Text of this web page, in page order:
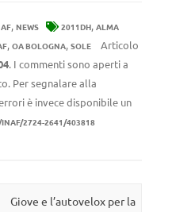
, NEWS 2011DH, ALMA
, OA BOLOGNA, SOLE
Articolo
. I commenti sono aperti a
Per segnalare alla
è invece disponibile un
2724-2641/403818
Giove e l’autovelox per la